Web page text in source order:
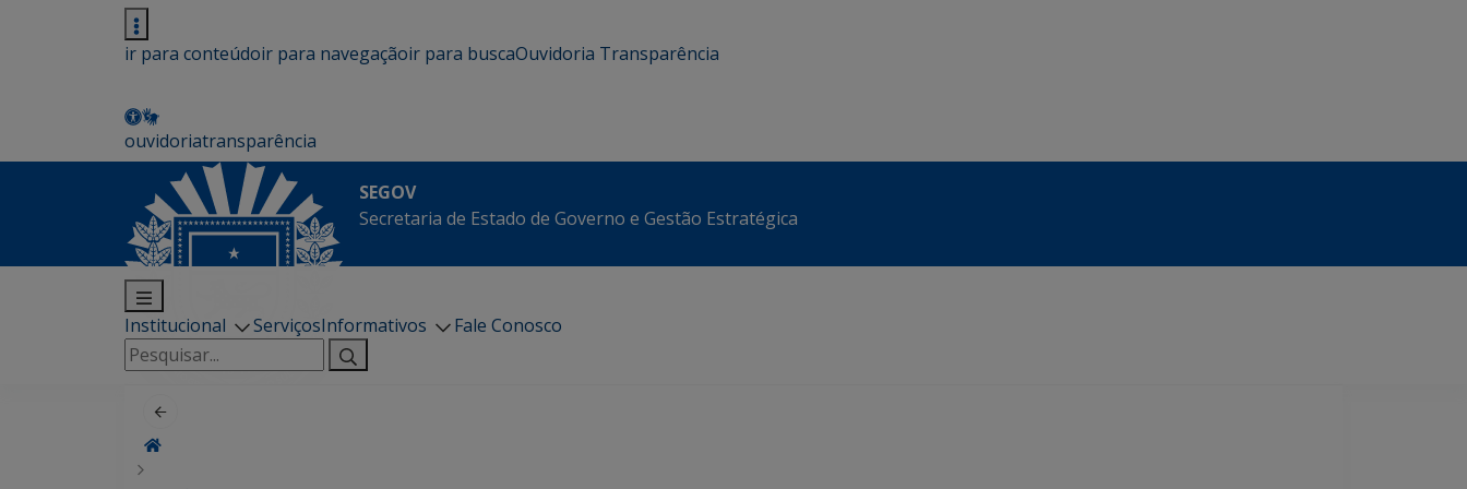
ir para conteúdoir para navegaçãoir para buscaOuvidoria Transparência
ouvidoriatransparência
SEGOV
Secretaria de Estado de Governo e Gestão Estratégica
Institucional ServiçosInformativos
Fale Conosco
Pesquisar
por: